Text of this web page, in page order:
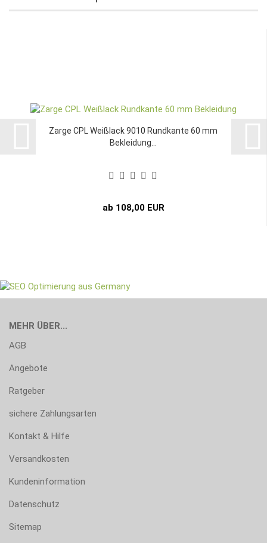
Zarge CPL Weißlack 9010 Rundkante 60 mm
Bekleidung...
ab 108,00 EUR
MEHR ÜBER...
AGB
Angebote
Ratgeber
sichere Zahlungsarten
Kontakt & Hilfe
Versandkosten
Kundeninformation
Datenschutz
Sitemap